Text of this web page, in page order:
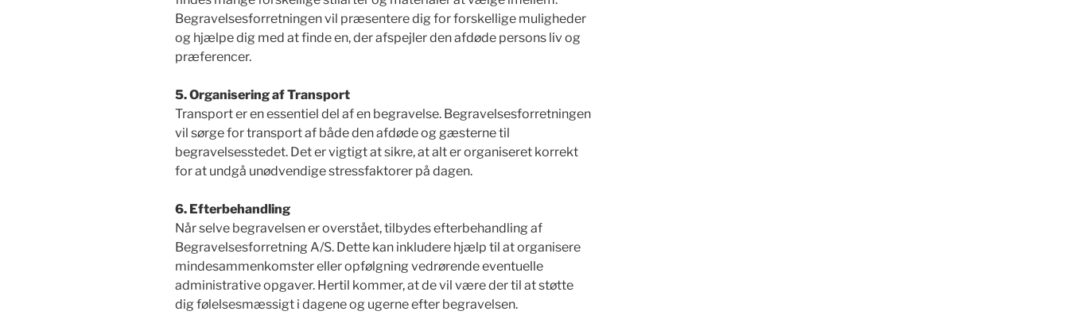
Begravelsesforretningen vil præsentere dig for forskellige muligheder
og hjælpe dig med at finde en, der afspejler den afdøde persons liv og
præferencer.
5. Organisering af Transport
Transport er en essentiel del af en begravelse. Begravelsesforretningen
vil sørge for transport af både den afdøde og gæsterne til
begravelsesstedet. Det er vigtigt at sikre, at alt er organiseret korrekt
for at undgå unødvendige stressfaktorer på dagen.
6. Efterbehandling
Når selve begravelsen er overstået, tilbydes efterbehandling af
Begravelsesforretning A/S. Dette kan inkludere hjælp til at organisere
mindesammenkomster eller opfølgning vedrørende eventuelle
administrative opgaver. Hertil kommer, at de vil være der til at støtte
dig følelsesmæssigt i dagene og ugerne efter begravelsen.